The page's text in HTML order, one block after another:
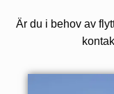
Är du i behov av